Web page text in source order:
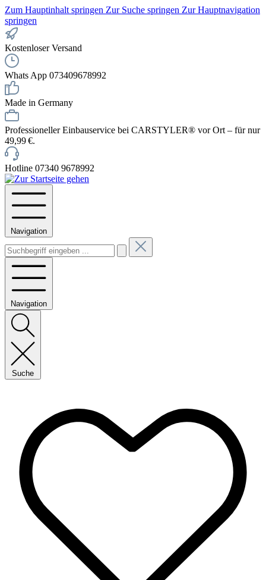
Zum Hauptinhalt springen Zur Suche springen Zur Hauptnavigation
springen
Kostenloser Versand
Whats App 073409678992
Made in Germany
Professioneller Einbauservice bei CARSTYLER® vor Ort – für nur
49,99 €.
Hotline 07340 9678992
Navigation
Navigation
Suche